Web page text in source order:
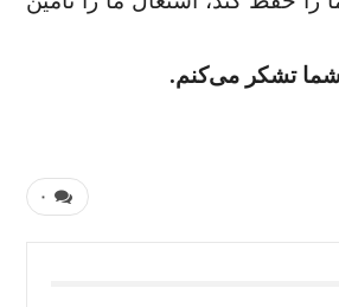
شما تشکر می‌کنم.
۰